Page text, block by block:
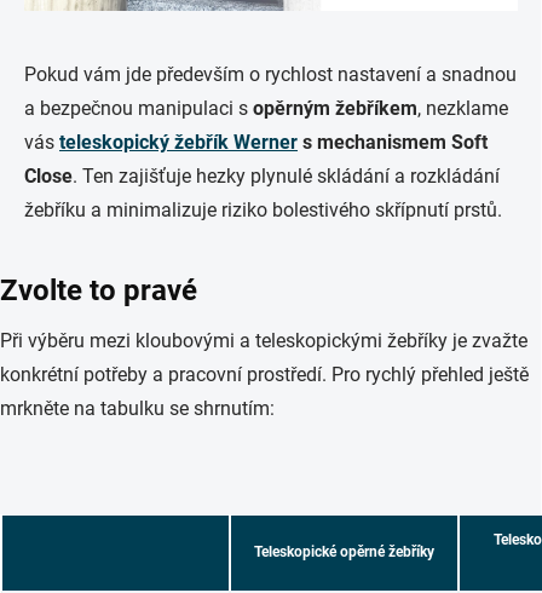
Pokud vám jde především o rychlost nastavení a snadnou
a bezpečnou manipulaci s opěrným žebříkem, nezklame
vás teleskopický žebřík Werner s mechanismem Soft
Close. Ten zajišťuje hezky plynulé skládání a rozkládání
žebříku a minimalizuje riziko bolestivého skřípnutí prstů.
Zvolte to pravé
Při výběru mezi kloubovými a teleskopickými žebříky je zvažte
konkrétní potřeby a pracovní prostředí. Pro rychlý přehled ještě
mrkněte na tabulku se shrnutím:
Teleskopické opěrné žebříky